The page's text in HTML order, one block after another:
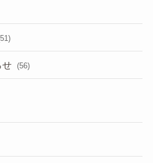
せ (56)